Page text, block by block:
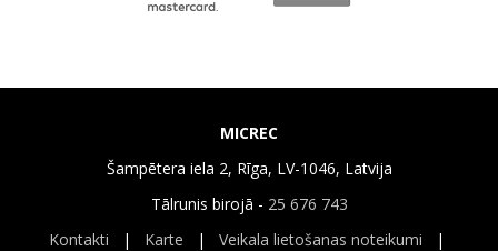
MICREC
Šampētera iela 2, Rīga, LV-1046, Latvija
Tālrunis birojā - 25 676 743
Kontakti | Karte | Veikala lietošanas noteikumi |